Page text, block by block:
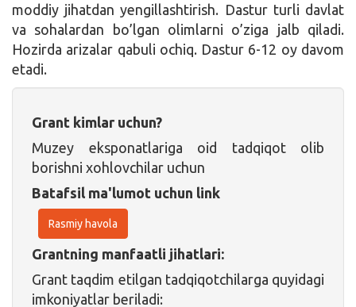
moddiy jihatdan yengillashtirish. Dastur turli davlat
va sohalardan bo’lgan olimlarni o’ziga jalb qiladi.
Hozirda arizalar qabuli ochiq. Dastur 6-12 oy davom
etadi.
Grant kimlar uchun?
Muzey eksponatlariga oid tadqiqot olib
borishni xohlovchilar uchun
Batafsil ma'lumot uchun link
Rasmiy havola
Grantning manfaatli jihatlari:
Grant taqdim etilgan tadqiqotchilarga quyidagi
imkoniyatlar beriladi: